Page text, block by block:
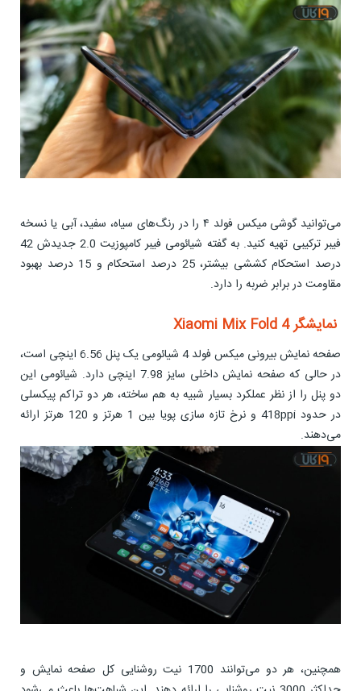
می‌توانید گوشی میکس فولد ۴ را در رنگ‌های سیاه، سفید، آبی یا نسخه
فیبر ترکیبی تهیه کنید. به گفته شیائومی فیبر کامپوزیت 2.0 جدیدش 42
درصد استحکام کششی بیشتر، 25 درصد استحکام و 15 درصد بهبود
مقاومت در برابر ضربه را دارد.
نمایشگر Xiaomi Mix Fold 4
صفحه نمایش بیرونی میکس فولد 4 شیائومی یک پنل 6.56 اینچی است،
در حالی که صفحه نمایش داخلی سایز 7.98 اینچی دارد. شیائومی این
دو پنل را از نظر عملکرد بسیار شبیه به هم ساخته، هر دو تراکم پیکسلی
در حدود 418ppi و نرخ تازه سازی پویا بین 1 هرتز و 120 هرتز ارائه
می‌دهند.
همچنین، هر دو می‌توانند 1700 نیت روشنایی کل صفحه نمایش و